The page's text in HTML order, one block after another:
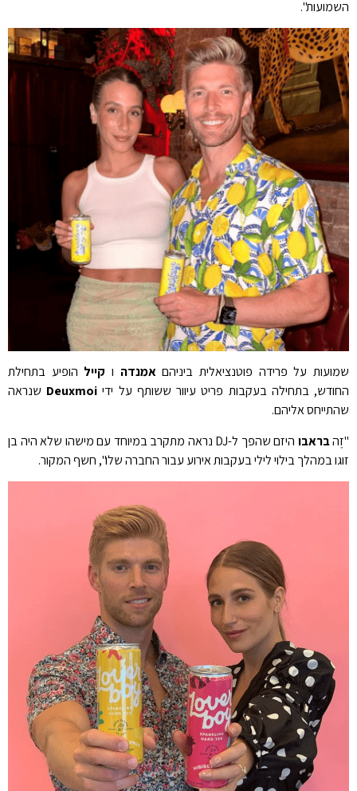
השמועות".
שמועות על פרידה פוטנציאלית ביניהםאמנדה ו קייל הופיע בתחילת
החודש, בתחילה בעקבות פריט עיוור ששותף על ידיDeuxmoi
שנראה
שהתייחס אליהם.
"זֶהבראבו
היזם שהפך ל-DJ נראה מתקרב במיוחד עם מישהו שלא היה בן
זוגו במהלך בילוי לילי בעקבות אירוע עבור החברה שלו", חשף המקור.